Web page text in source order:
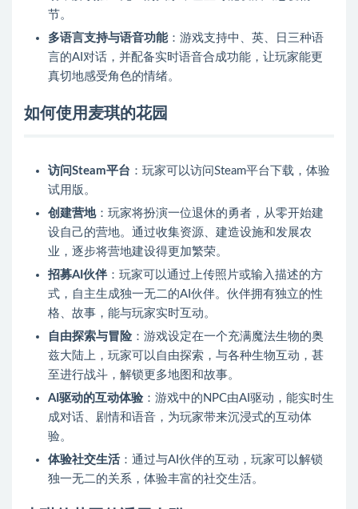
节。
多语言支持与语音功能：游戏支持中、英、日三种语
言的AI对话，并配备实时语音合成功能，让玩家能更
真切地感受角色的情绪。
如何使用麦琪的花园
访问Steam平台 ：玩家可以访问Steam平台下载，体验
试用版。
创建营地：玩家将扮演一位退休的勇者，从零开始建
设自己的营地。通过收集资源、建造设施和发展农
业，逐步将营地建设得更加繁荣。
招募AI伙伴 ：玩家可以通过上传照片或输入描述的方
式，自主生成独一无二的AI伙伴。伙伴拥有独立的性
格、故事，能与玩家实时互动。
自由探索与冒险 ：游戏设定在一个充满魔法生物的奥
兹大陆上，玩家可以自由探索，与各种生物互动，甚
至进行战斗，解锁更多地图和故事。
AI驱动的互动体验：游戏中的NPC由AI驱动，能实时生
成对话、剧情和语音，为玩家带来沉浸式的互动体
验。
体验社交生活：通过与AI伙伴的互动，玩家可以解锁
独一无二的关系，体验丰富的社交生活。